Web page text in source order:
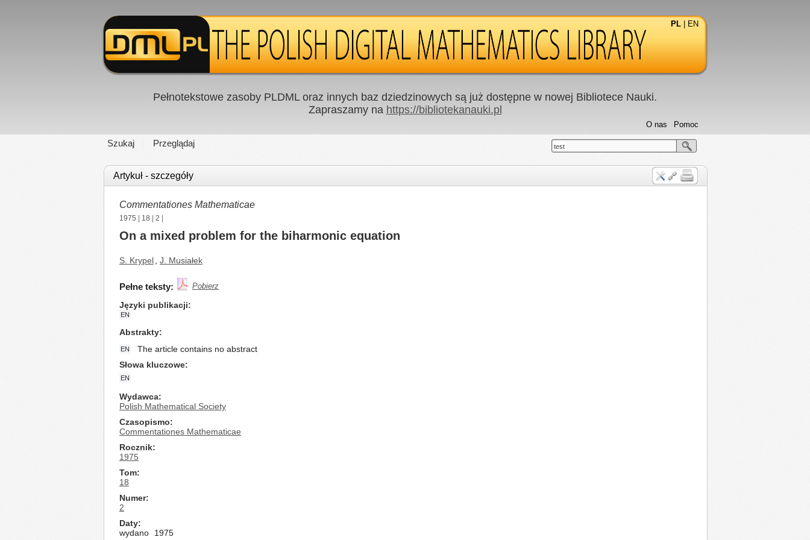
PL EN
Pełnotekstowe zasoby PLDML oraz innych baz dziedzinowych są już dostępne w nowej Bibliotece Nauki.
Zapraszamy na https://bibliotekanauki.pl
Szukaj Przeglądaj
Pomoc
O nas
test
Artykuł - szczegóły
Commentationes Mathematicae
1975 18 2
On a mixed problem for the biharmonic equation
S. Krypel J. Musiałek
Pełne teksty: Pobierz
Języki publikacji
EN
Abstrakty
EN
The article contains no abstract
Słowa kluczowe
EN
Wydawca
Polish Mathematical Society
Czasopismo
Commentationes Mathematicae
Rocznik
1975
Tom
18
Numer
2
Daty
wydano
1975